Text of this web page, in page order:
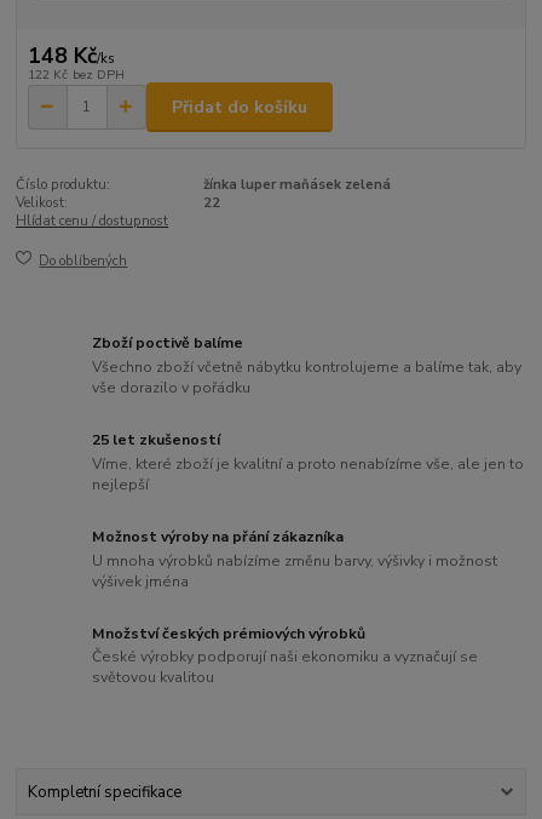
148 Kč/ks
122 Kč bez DPH
Přidat do košíku
Číslo produktu:
žínka luper maňásek zelená
Velikost:
22
Hlídat cenu / dostupnost
Do oblíbených
Zboží poctivě balíme
Všechno zboží včetně nábytku kontrolujeme a balíme tak, aby
vše dorazilo v pořádku
25 let zkušeností
Víme, které zboží je kvalitní a proto nenabízíme vše, ale jen to
nejlepší
Možnost výroby na přání zákazníka
U mnoha výrobků nabízíme změnu barvy, výšivky i možnost
výšivek jména
Množství českých prémiových výrobků
České výrobky podporují naši ekonomiku a vyznačují se
světovou kvalitou
Kompletní specifikace